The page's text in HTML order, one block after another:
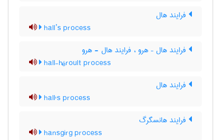
فرایند هال
hall’s process
فرایند هال – هرو ، فرایند هال - هرو
hall-héroult process
فرایند هال
hall's process
فرایند هانسگرگ
hansgirg process